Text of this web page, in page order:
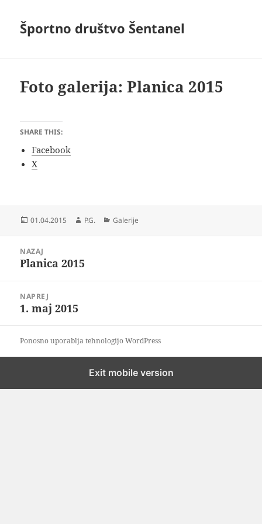
Športno društvo Šentanel
Foto galerija: Planica 2015
SHARE THIS:
Facebook
X
Objavljeno
01.04.2015 Avtor
P.G. Kategorije
Galerije
prispevka
NAZAJ
Prejšnji
Planica 2015
NAPREJ
Naslednji
1. maj 2015
Ponosno uporablja tehnologijo WordPress
Exit mobile version